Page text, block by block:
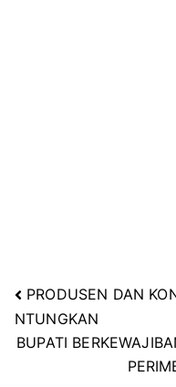
Navigasi
PRODUSEN DAN
NTUNGKAN
BUPATI